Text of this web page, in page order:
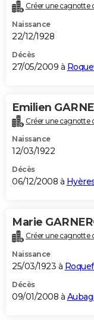
Créer une cagnotte
Naissance
22/12/1928
Décès
27/05/2009 à
Emilien
Créer une cagnotte
Naissance
12/03/1922
Décès
06/12/2008 à
Marie
Créer une cagnotte
Naissance
25/03/1923 à
Décès
09/01/2008 à